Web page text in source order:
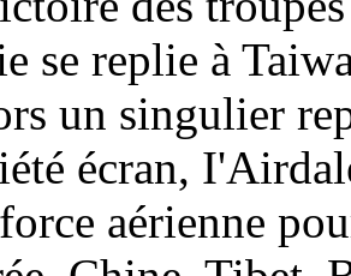
se replie à
un singulier
écran,
aérienne